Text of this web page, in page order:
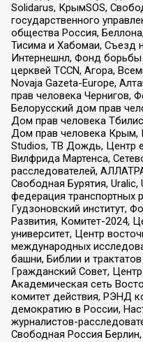
Solidarus, КрымSOS,
государственного
общества Россия,
Тисима и Хабомаи, Съезд
Интернешнл, Фонд
церквей TCCN, Агора,
Novaja Gazeta-Europe,
прав человека Чернигов,
Белорусский дом прав
Дом прав человека
Дом прав человека Крым,
Studios, ТВ Дождь, Центр
Вилфрида Мартенса,
расследователей,
Свободная Бурятия,
федерация транспортных
Гудзоновский институт,
Развития, Комитет-2024,
университет, Центр
международных
башни, Библии и
Гражданский Совет,
Академическая сеть
комитет действия, РЭНД
демократию в России,
журналистов-
Свободная Россия